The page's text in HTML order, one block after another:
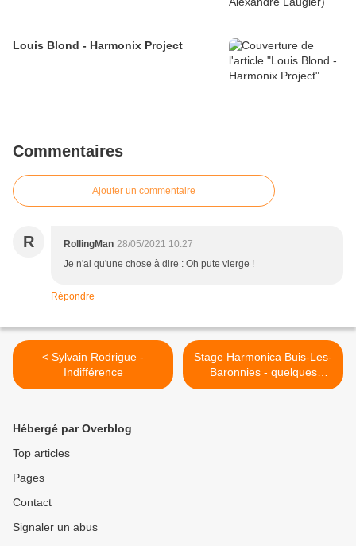
Louis Blond - Harmonix Project
Commentaires
Ajouter un commentaire
R RollingMan 28/05/2021 10:27
Je n'ai qu'une chose à dire : Oh pute vierge !
Répondre
< Sylvain Rodrigue -
Indifférence
Stage Harmonica Buis-Les-
Baronnies - quelques
places de libre >
Hébergé par Overblog
Top articles
Pages
Contact
Signaler un abus